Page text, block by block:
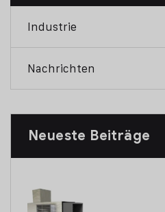
Industrie
Nachrichten
Neueste Beiträge